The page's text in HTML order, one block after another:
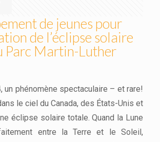
de jeunes pour
de l’éclipse solaire
Parc Martin-Luther
un phénomène spectaculaire – et rare!
le ciel du Canada, des États-Unis et
éclipse solaire totale. Quand la Lune
entre la Terre et le Soleil,